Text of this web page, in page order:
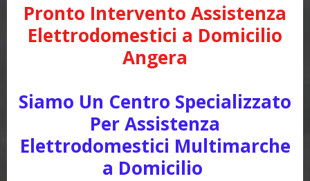
Pronto Intervento Assistenza
Elettrodomestici a Domicilio
Angera
Siamo Un Centro Specializzato
Per Assistenza
Elettrodomestici Multimarche
a Domicilio